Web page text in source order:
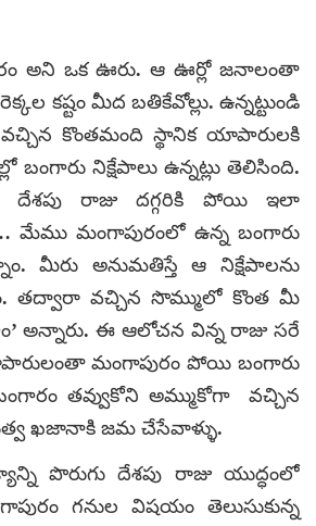
అని ఒక ఊరు. ఆ ఊర్లో జనాలంతా
కష్టం మీద బతికేవోల్లు. ఉన్నట్టుండి
కొంతమంది స్థానిక యాపారులకి
బంగారు నిక్షేపాలు ఉన్నట్లు తెలిసింది.
దేశపు రాజు దగ్గరికి పోయి ఇలా
మేము మంగాపురంలో ఉన్న బంగారు
మీరు అనుమతిస్తే ఆ నిక్షేపాలను
తద్వారా వచ్చిన సొమ్ములో కొంత మీ
అన్నారు. ఈ ఆలోచన విన్న రాజు సరే
మంగాపురం పోయి బంగారు
తవ్వుకోని అమ్ముకోగా వచ్చిన
ఖజానాకి జమ చేసేవాళ్ళు.
పొరుగు దేశపు రాజు యుద్ధంలో
గనుల విషయం తెలుసుకున్న